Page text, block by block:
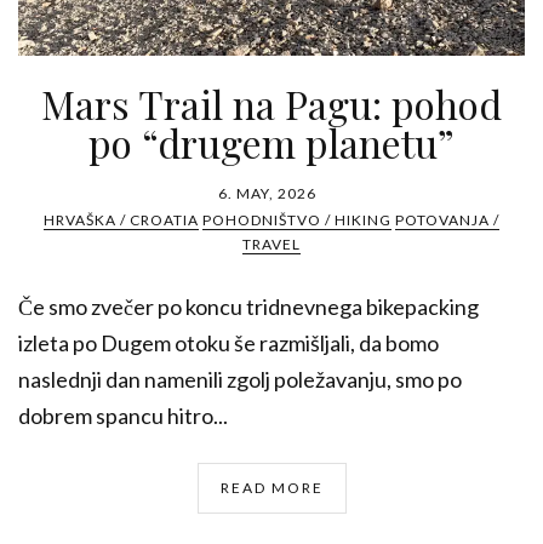
Mars Trail na Pagu: pohod
po “drugem planetu”
6. MAY, 2026
HRVAŠKA / CROATIA POHODNIŠTVO / HIKING POTOVANJA /
TRAVEL
Če smo zvečer po koncu tridnevnega bikepacking
izleta po Dugem otoku še razmišljali, da bomo
naslednji dan namenili zgolj poležavanju, smo po
dobrem spancu hitro...
READ MORE